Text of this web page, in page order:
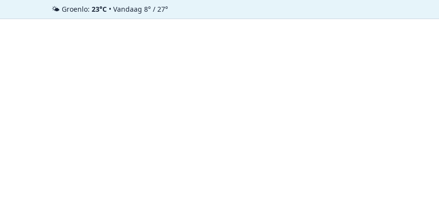
🌤️ Groenlo: 23°C • Vandaag 8° / 27°